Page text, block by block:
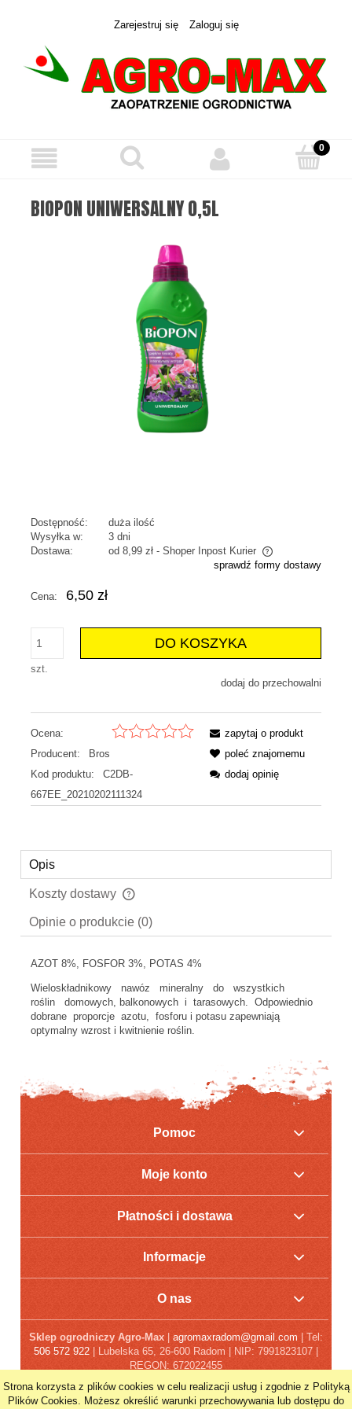
Strona korzysta z plików cookies w celu realizacji usług i zgodnie z Polityką
Plików Cookies. Możesz określić warunki przechowywania lub dostępu do
Zarejestruj się Zaloguj się
BIOPON UNIWERSALNY 0,5L
Dostępność:
duża ilość
Wysyłka w:
3 dni
Dostawa:
od 8,99 zł - Shoper Inpost Kurier
Cena nie zawiera ewentualnych kosztów płatności
sprawdź formy dostawy
Cena: 6,50 zł
szt.
DO KOSZYKA
dodaj do przechowalni
Ocena:
Producent:
Bros
Kod produktu:
C2DB-
667EE_20210202111324
zapytaj o produkt
poleć znajomemu
dodaj opinię
Opis
Koszty dostawy
Cena nie zawiera ewentualnych kosztów płatności
Opinie o produkcie (0)
AZOT 8%, FOSFOR 3%, POTAS 4%
Wieloskładnikowy nawóz mineralny do wszystkich
roślin domowych, balkonowych i tarasowych. Odpowiednio
dobrane proporcje azotu, fosforu i potasu zapewniają
optymalny wzrost i kwitnienie roślin.
Pomoc
Moje konto
Płatności i dostawa
Informacje
O nas
Sklep ogrodniczy Agro-Max agromaxradom@gmail.com | Tel:
506 572 922 | Lubelska 65, 26-600 Radom | NIP: 7991823107 |
REGON: 672022455
POKAŻ PEŁNĄ WERSJĘ STRONY